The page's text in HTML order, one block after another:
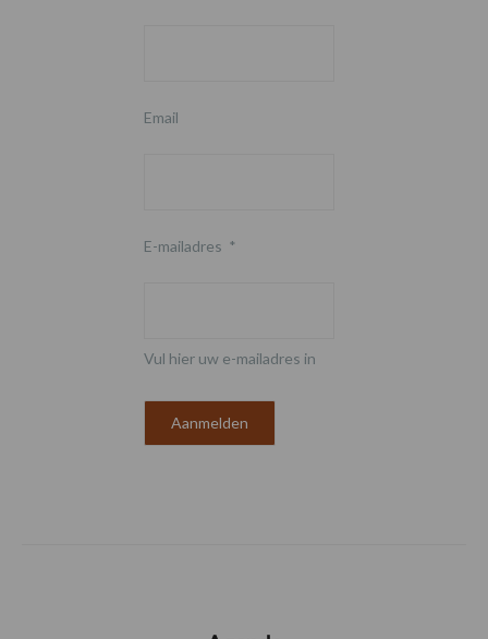
Email
E-mailadres *
Vul hier uw e-mailadres in